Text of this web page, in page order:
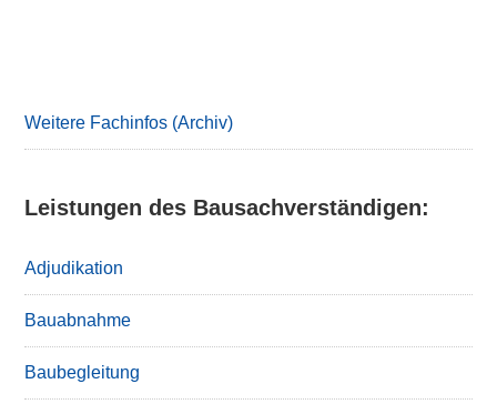
Weitere Fachinfos (Archiv)
Leistungen des Bausachverständigen:
Adjudikation
Bauabnahme
Baubegleitung